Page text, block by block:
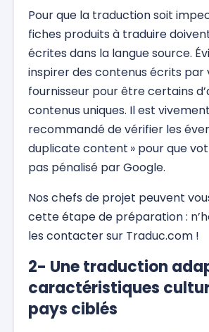
Pour que la traduction soit
fiches produits à traduire
écrites dans la langue source.
inspirer des contenus écrits par
fournisseur pour être certains
contenus uniques. Il est vivement
recommandé de vérifier les
duplicate content » pour que
pas pénalisé par Google.
Nos chefs de projet peuvent
cette étape de préparation :
les contacter sur Traduc.com !
2- Une traduction
caractéristiques
pays ciblés